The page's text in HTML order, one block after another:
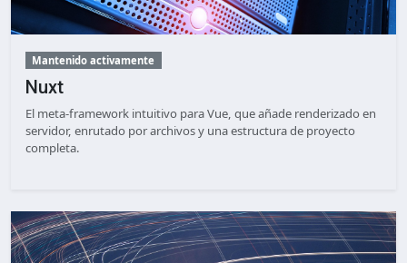
Mantenido activamente
Nuxt
El meta-framework intuitivo para Vue, que añade renderizado en
servidor, enrutado por archivos y una estructura de proyecto
completa.